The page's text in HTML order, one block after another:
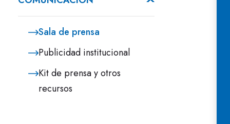
Sala de prensa
Publicidad institucional
Kit de prensa y otros
recursos